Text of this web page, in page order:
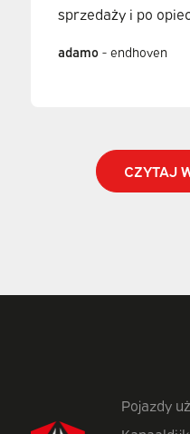
sprzedaży i po
adamo - endhoven
CZYTAJ
Pojazdy